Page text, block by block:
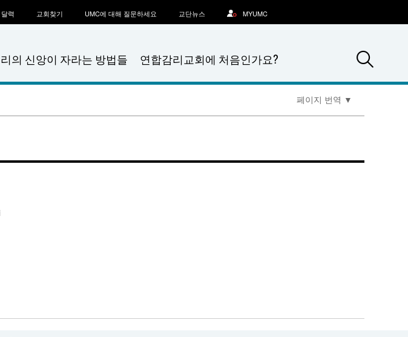
의 신앙이 자라는 방법들 연합감리교회에 처음인가요?
달력 교회찾기 UMC에 대해 질문하세요 교단뉴스 MYUMC
페이지 번역 ▼